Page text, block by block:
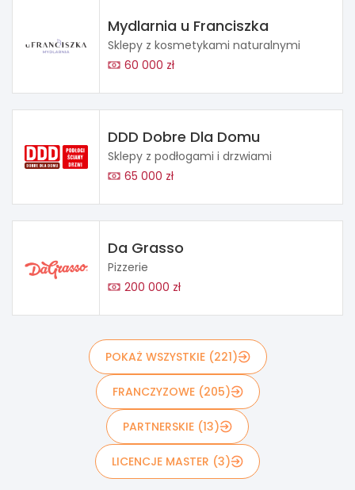
Mydlarnia u Franciszka
Sklepy z kosmetykami naturalnymi
60 000 zł
DDD Dobre Dla Domu
Sklepy z podłogami i drzwiami
65 000 zł
Da Grasso
Pizzerie
200 000 zł
POKAŻ WSZYSTKIE (221)
FRANCZYZOWE (205)
PARTNERSKIE (13)
LICENCJE MASTER (3)